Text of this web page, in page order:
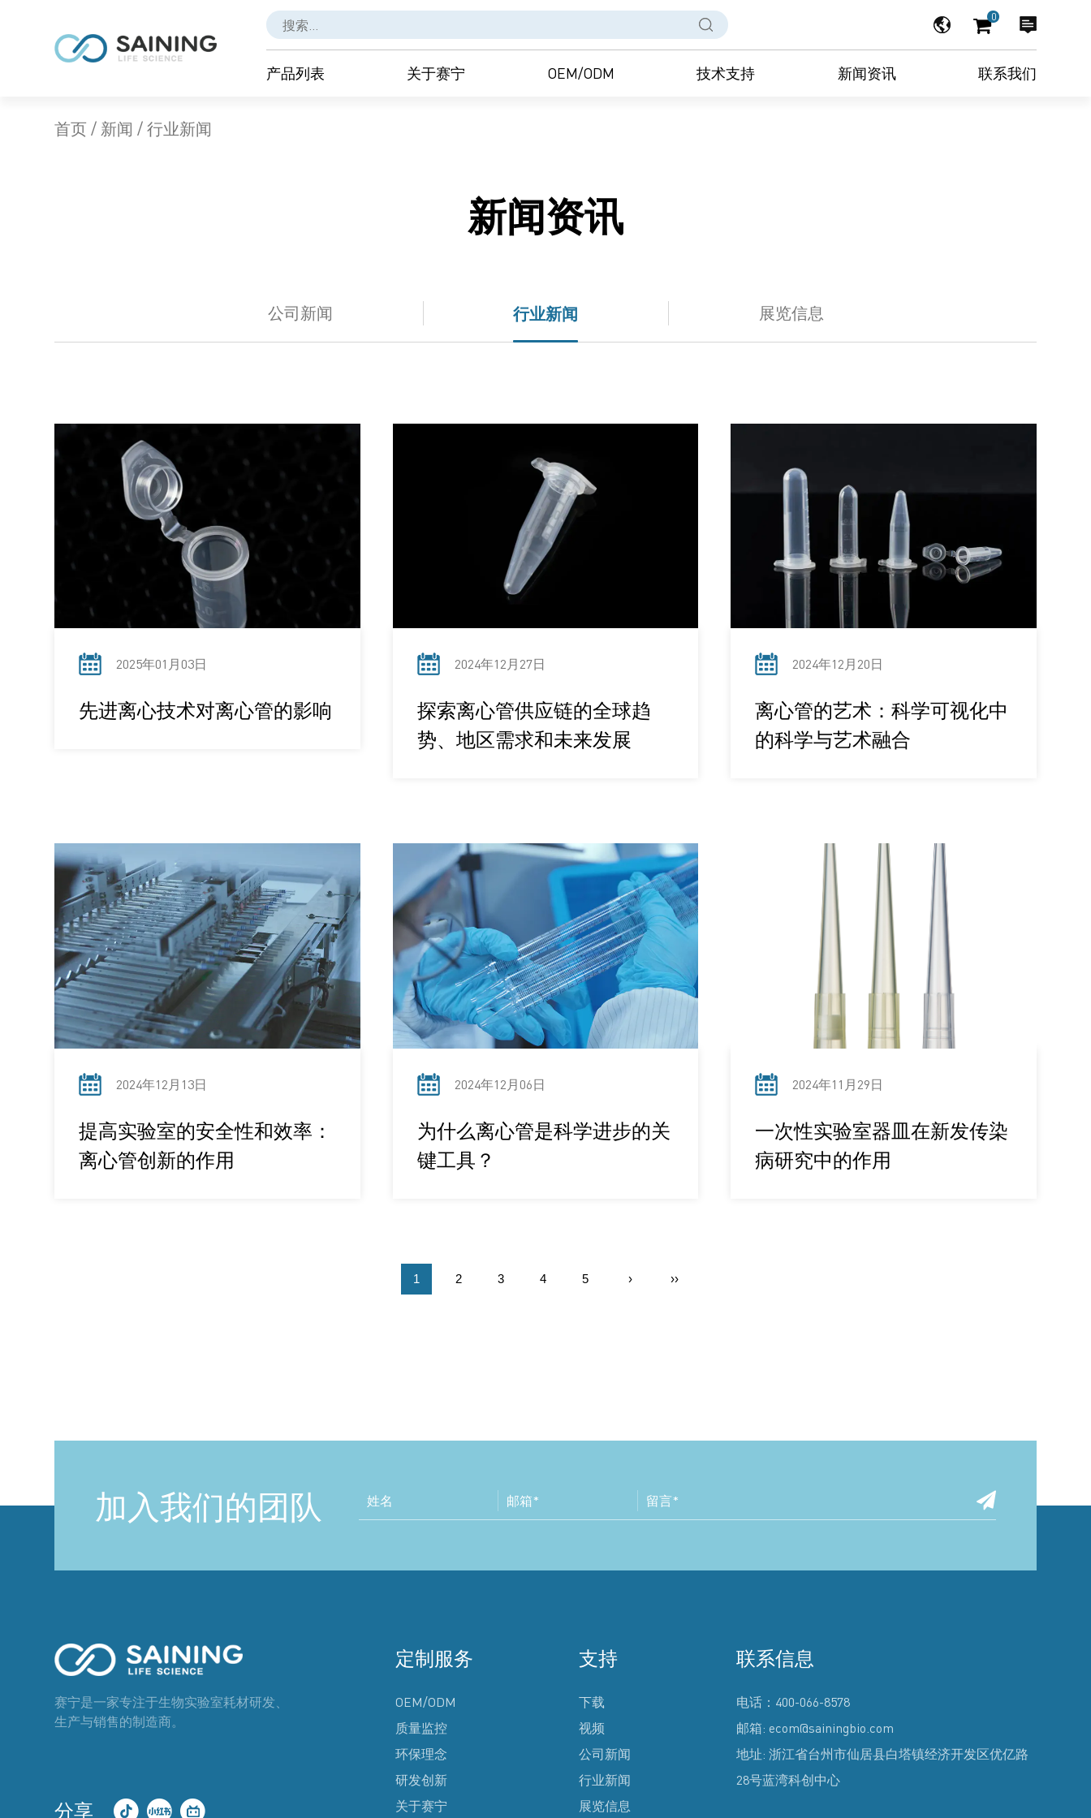
0
产品列表 关于赛宁 OEM/ODM 技术支持 新闻资讯 联系我们
首页 / 新闻 / 行业新闻
新闻资讯
公司新闻 行业新闻 展览信息
2025年01月03日
先进离心技术对离心管的影响
2024年12月27日
探索离心管供应链的全球趋
势、地区需求和未来发展
2024年12月20日
离心管的艺术：科学可视化中
的科学与艺术融合
2024年12月13日
提高实验室的安全性和效率：
离心管创新的作用
2024年12月06日
为什么离心管是科学进步的关
键工具？
2024年11月29日
一次性实验室器皿在新发传染
病研究中的作用
1 2 3 4 5 › ››
加入我们的团队
赛宁是一家专注于生物实验室耗材研发、
生产与销售的制造商。
分享
定制服务
OEM/ODM
质量监控
环保理念
研发创新
关于赛宁
支持
下载
视频
公司新闻
行业新闻
展览信息
联系信息
电话：400-066-8578
邮箱: ecom@sainingbio.com
地址: 浙江省台州市仙居县白塔镇经济开发区优亿路
28号蓝湾科创中心